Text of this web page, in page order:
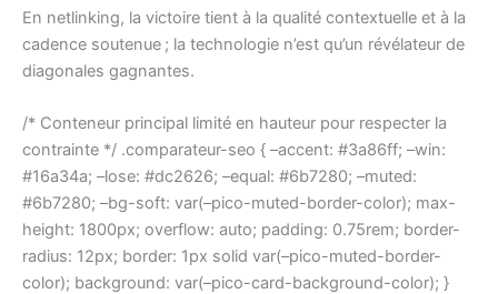
En netlinking, la victoire tient à la qualité contextuelle et à la
cadence soutenue ; la technologie n’est qu’un révélateur de
diagonales gagnantes.
/* Conteneur principal limité en hauteur pour respecter la
contrainte */ .comparateur-seo { –accent: #3a86ff; –win:
#16a34a; –lose: #dc2626; –equal: #6b7280; –muted:
#6b7280; –bg-soft: var(–pico-muted-border-color); max-
height: 1800px; overflow: auto; padding: 0.75rem; border-
radius: 12px; border: 1px solid var(–pico-muted-border-
color); background: var(–pico-card-background-color); }